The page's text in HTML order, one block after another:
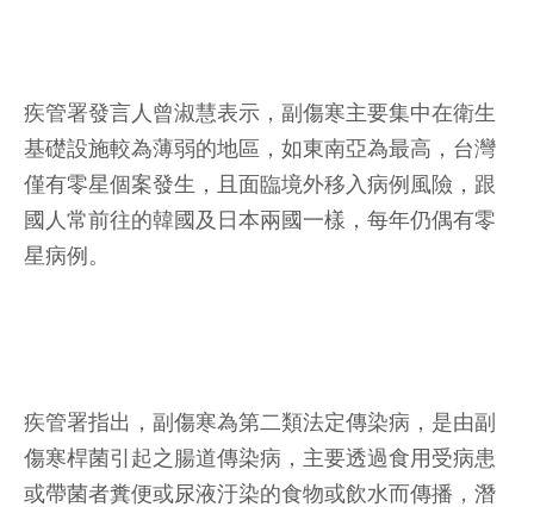
疾管署發言人曾淑慧表示，副傷寒主要集中在衛生
基礎設施較為薄弱的地區，如東南亞為最高，台灣
僅有零星個案發生，且面臨境外移入病例風險，跟
國人常前往的韓國及日本兩國一樣，每年仍偶有零
星病例。
疾管署指出，副傷寒為第二類法定傳染病，是由副
傷寒桿菌引起之腸道傳染病，主要透過食用受病患
或帶菌者糞便或尿液汙染的食物或飲水而傳播，潛